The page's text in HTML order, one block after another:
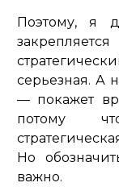
Поэтому, я
серьезная. А
— покажет
потому
Но
важно.